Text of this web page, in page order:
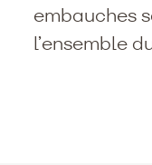
embauches
l’ensemble